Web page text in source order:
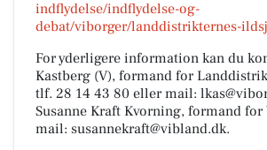
indflydelse/indflydelse-og-
debat/viborger/landdistrikternes-
For yderligere information kan du
Kastberg (V), formand for
tlf. 28 14 43 80 eller mail:
Susanne Kraft Kvorning, formand for
mail: susannekraft@vibland.dk.